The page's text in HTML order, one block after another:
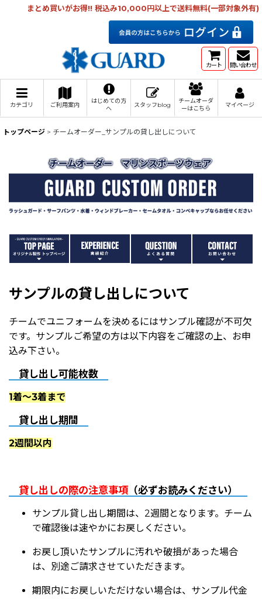
まとめ買いがお得!! 税込み10,000円以上で送料無料(一部対象外有)
カート 問い合わせ
カテゴリ ご利用案内
はじめての方
へ
スタッフblog
チームオーダ
ーはこちら
マイページ
トップページ > チームオーダー_サンプルの貸し出しについて
サンプルの貸し出しについて
チームでユニフォームを決めるにはサンプル確認が不可欠
です。サンプルご希望の方は以下内容をご確認の上、お申
込み下さい。
貸し出し可能枚数
1着～3着まで
貸し出し期間
2週間以内
貸し出しの際の注意事項 （必ずお読みください）
サンプル貸し出し期間は、2週間となります。チーム
で確認後は速やかにお戻しください。
お戻し頂いたサンプルに汚れや破損があった場合
は、別途ご請求させていただきます。
期限内にお戻しいただけない場合は、サンプル代金